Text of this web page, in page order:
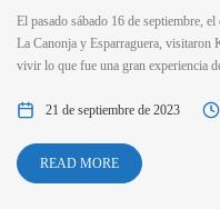
El pasado sábado 16 de septiembre,
La Canonja y Esparraguera, visitaron
vivir lo que fue una gran experiencia
21 de septiembre de 2023
READ MORE